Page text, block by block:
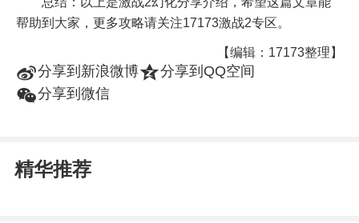
帮助到大家，更多攻略请关注17173激战2专区。
【编辑：17173整理】
t分享到新浪微博z分享到QQ空间
w分享到微信
精华推荐